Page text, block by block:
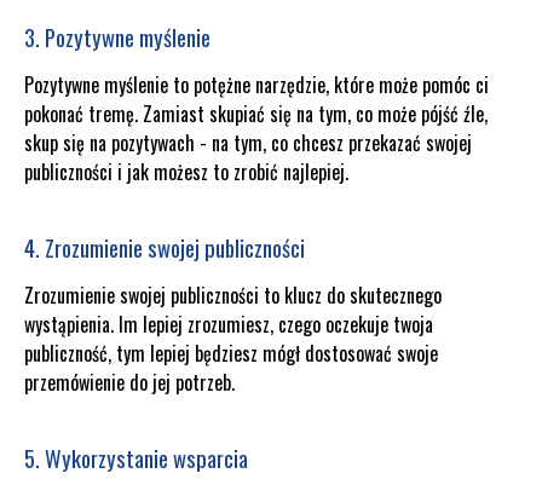
3. Pozytywne myślenie
Pozytywne myślenie to potężne narzędzie, które może pomóc ci
pokonać tremę. Zamiast skupiać się na tym, co może pójść źle,
skup się na pozytywach - na tym, co chcesz przekazać swojej
publiczności i jak możesz to zrobić najlepiej.
4. Zrozumienie swojej publiczności
Zrozumienie swojej publiczności to klucz do skutecznego
wystąpienia. Im lepiej zrozumiesz, czego oczekuje twoja
publiczność, tym lepiej będziesz mógł dostosować swoje
przemówienie do jej potrzeb.
5. Wykorzystanie wsparcia